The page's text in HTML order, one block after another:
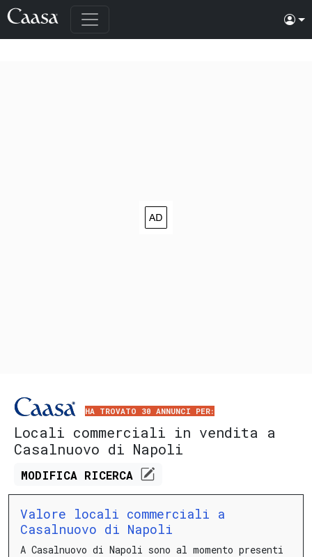
HA TROVATO 30 ANNUNCI PER:
Locali commerciali in vendita a
Casalnuovo di Napoli
MODIFICA RICERCA
Valore locali commerciali a
Casalnuovo di Napoli
A Casalnuovo di Napoli sono al momento presenti